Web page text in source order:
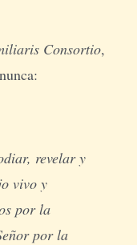
Consortio,
revelar y
vivo y
por la
por la